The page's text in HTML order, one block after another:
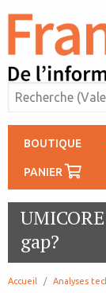
BOUTIQUE
PANIER
gap?
Accueil Analyses